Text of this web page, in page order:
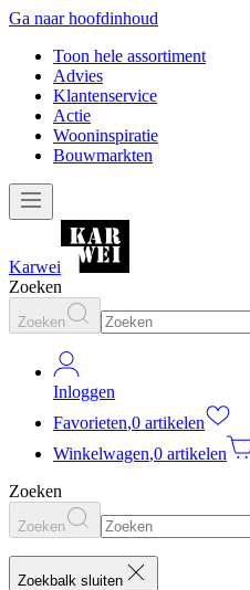
Ga naar hoofdinhoud
Toon hele assortiment
Advies
Klantenservice
Actie
Wooninspiratie
Bouwmarkten
Karwei
Zoeken
Zoeken
Inloggen
Favorieten,0 artikelen
Winkelwagen,0 artikelen
Zoeken
Zoeken
Zoekbalk sluiten